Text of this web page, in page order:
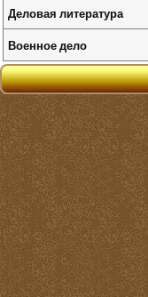
Деловая литература
Военное дело